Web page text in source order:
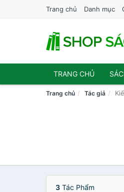
Trang chủ Danh mục
TRANG CHỦ
Trang chủ Tác giả
3 Tác Phẩm